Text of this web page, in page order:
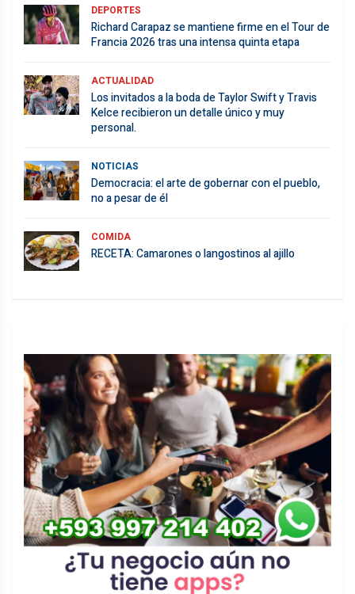
DEPORTES
Richard Carapaz se mantiene firme en el Tour de
Francia 2026 tras una intensa quinta etapa
ACTUALIDAD
Los invitados a la boda de Taylor Swift y Travis
Kelce recibieron un detalle único y muy
personal.
NOTICIAS
Democracia: el arte de gobernar con el pueblo,
no a pesar de él
COMIDA
RECETA: Camarones o langostinos al ajillo